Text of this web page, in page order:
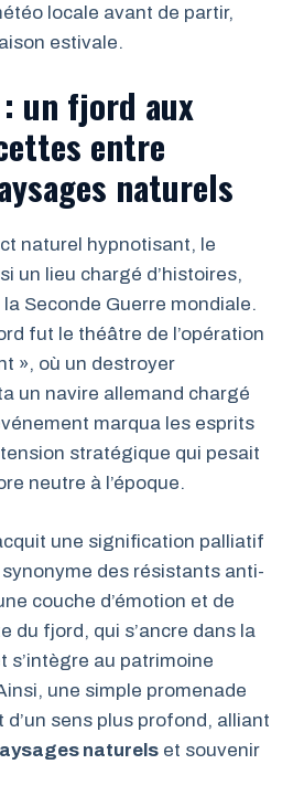
locale avant de partir,
estivale.
un fjord aux
entre
naturels
naturel hypnotisant, le
un lieu chargé d’histoires,
Seconde Guerre mondiale.
fut le théâtre de l’opération
», où un destroyer
un navire allemand chargé
marqua les esprits
stratégique qui pesait
neutre à l’époque.
une signification palliatif
des résistants anti-
couche d’émotion et de
du fjord, qui s’ancre dans la
s’intègre au patrimoine
une simple promenade
sens plus profond, alliant
naturels et souvenir